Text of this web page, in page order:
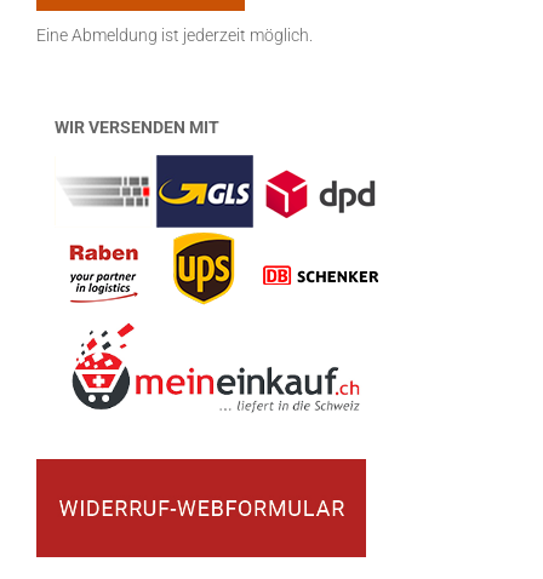
Eine Abmeldung ist jederzeit möglich.
WIR VERSENDEN MIT